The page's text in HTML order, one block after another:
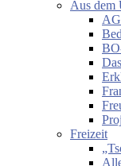
Aus dem
Freizeit